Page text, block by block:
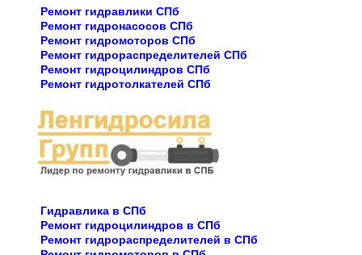
Ремонт гидравлики СПб
Ремонт гидронасосов СПб
Ремонт гидромоторов СПб
Ремонт гидрораспределителей СПб
Ремонт гидроцилиндров СПб
Ремонт гидротолкателей СПб
Гидравлика в СПб
Ремонт гидроцилиндров в СПб
Ремонт гидрораспределителей в СПб